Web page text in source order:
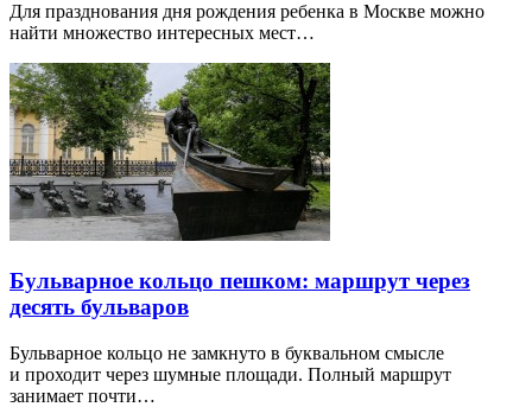
Для празднования дня рождения ребенка в Москве можно
найти множество интересных мест…
Бульварное кольцо пешком: маршрут через
десять бульваров
Бульварное кольцо не замкнуто в буквальном смысле
и проходит через шумные площади. Полный маршрут
занимает почти…